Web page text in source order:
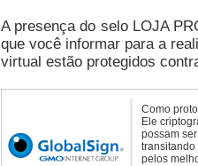
A presença do selo LOJA
que você informar para a
virtual estão protegidos
Como
Ele
possam
transitando
pelos